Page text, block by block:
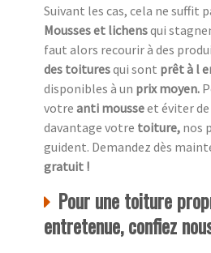
Suivant les cas, cela ne suffit
Mousses et lichensqui
faut alors recourir à des
des toituresqui sont prêt à l
disponibles à un prix moyen.
votre anti mousseet éviter de
davantage votre toiture, nos
guident. Demandez dès
gratuit !
Pour une toiture
entretenue, confiez